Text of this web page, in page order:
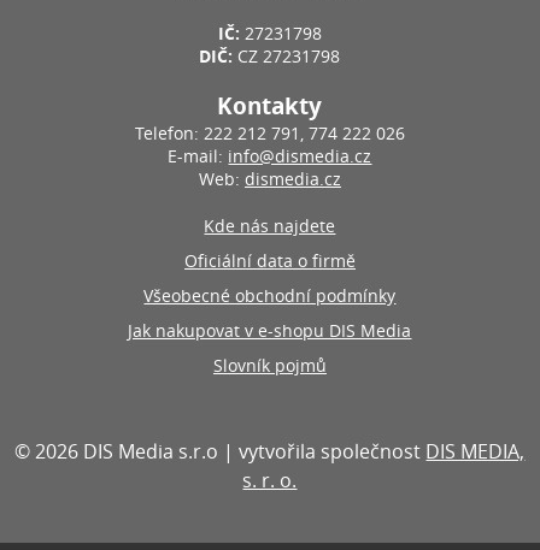
IČ: 27231798
DIČ: CZ 27231798
Kontakty
Telefon: 222 212 791, 774 222 026
E-mail: info@dismedia.cz
Web: dismedia.cz
Kde nás najdete
Oficiální data o firmě
Všeobecné obchodní podmínky
Jak nakupovat v e-shopu DIS Media
Slovník pojmů
© 2026 DIS Media s.r.o | vytvořila společnost DIS MEDIA,
s. r. o.